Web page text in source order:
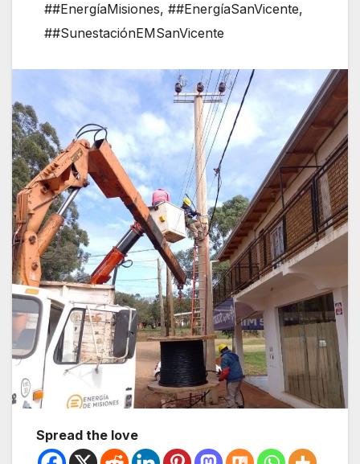
##EnergíaMisiones, ##EnergíaSanVicente,
##SunestaciónEMSanVicente
Spread the love